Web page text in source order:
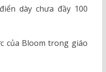
dày chưa đầy 100
của Bloom trong giáo